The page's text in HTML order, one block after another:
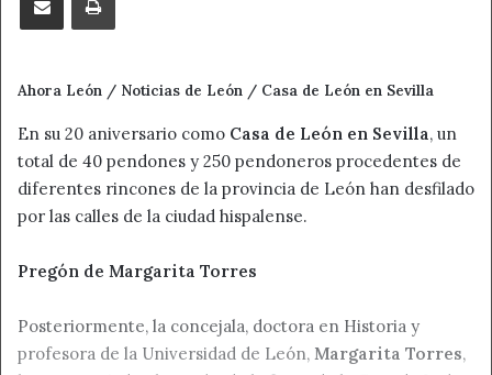
Ahora León / Noticias de León / Casa de León en Sevilla
En su 20 aniversario como Casa de León en Sevilla, un
total de 40 pendones y 250 pendoneros procedentes de
diferentes rincones de la provincia de León han desfilado
por las calles de la ciudad hispalense.
Pregón de Margarita Torres
Posteriormente, la concejala, doctora en Historia y
profesora de la Universidad de León, Margarita Torres,